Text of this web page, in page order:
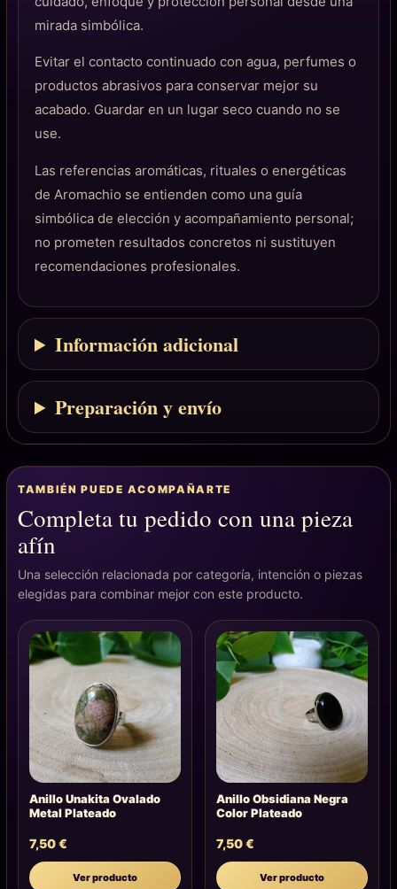
mirada simbólica.
Evitar el contacto continuado con agua, perfumes o
productos abrasivos para conservar mejor su
acabado. Guardar en un lugar seco cuando no se
use.
Las referencias aromáticas, rituales o energéticas
de Aromachio se entienden como una guía
simbólica de elección y acompañamiento personal;
no prometen resultados concretos ni sustituyen
recomendaciones profesionales.
Información adicional
Preparación y envío
TAMBIÉN PUEDE ACOMPAÑARTE
Completa tu pedido con una pieza
afín
Una selección relacionada por categoría, intención o piezas
elegidas para combinar mejor con este producto.
Anillo Unakita Ovalado
Metal Plateado
7,50€
Ver producto
Anillo Obsidiana Negra
Color Plateado
7,50€
Ver producto